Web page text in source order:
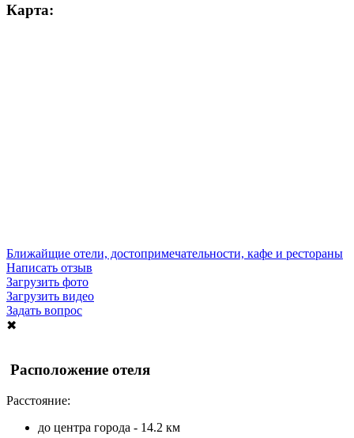
Карта:
Ближайщие отели, достопримечательности, кафе и рестораны
Написать отзыв
Загрузить фото
Загрузить видео
Задать вопрос
✖
Расположение отеля
Расстояние:
до центра города - 14.2 км